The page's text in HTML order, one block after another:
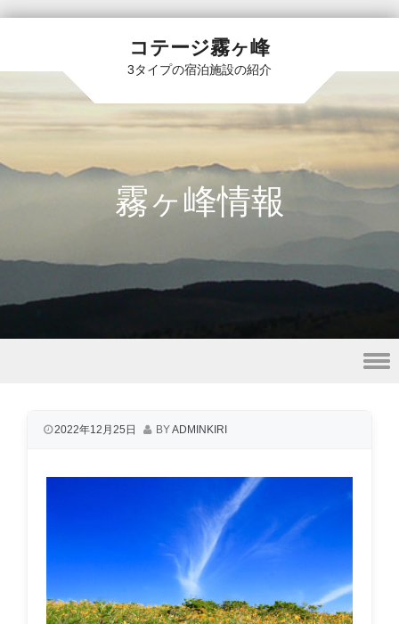
コテージ霧ヶ峰
3タイプの宿泊施設の紹介
霧ヶ峰情報
2022年12月25日 BYADMINKIRI